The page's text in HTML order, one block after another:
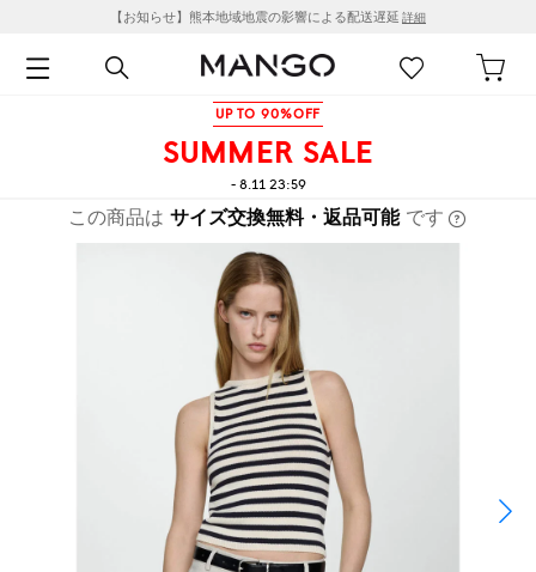
【お知らせ】熊本地域地震の影響による配送遅延 詳細
UP TO 90%OFF
SUMMER SALE
- 8.11 23:59
この商品は サイズ交換無料・返品可能 です